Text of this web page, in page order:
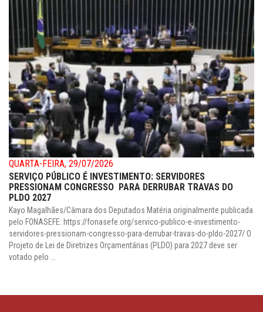
QUARTA-FEIRA, 29/07/2026
SERVIÇO PÚBLICO É INVESTIMENTO: SERVIDORES
PRESSIONAM CONGRESSO PARA DERRUBAR TRAVAS DO
PLDO 2027
Kayo Magalhães/Câmara dos Deputados Matéria originalmente publicada
pelo FONASEFE: https://fonasefe.org/servico-publico-e-investimento-
servidores-pressionam-congresso-para-derrubar-travas-do-pldo-2027/ O
Projeto de Lei de Diretrizes Orçamentárias (PLDO) para 2027 deve ser
votado pelo ...